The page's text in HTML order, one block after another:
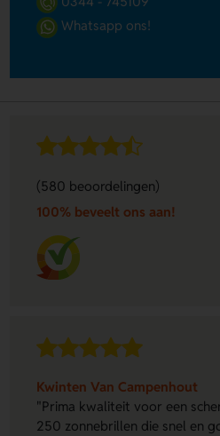
Whatsapp ons!
(580 beoordelingen)
100% beveelt ons aan!
Kwinten Van Campenhout
"Prima kwaliteit voor een
250 zonnebrillen die snel en